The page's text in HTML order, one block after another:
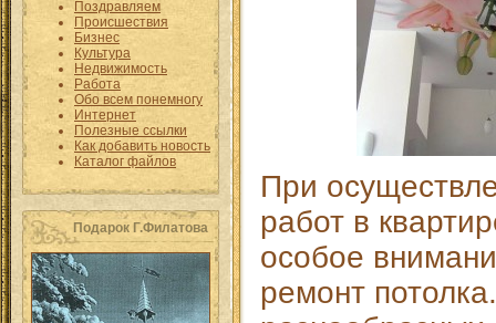
Поздравляем
Происшествия
Бизнес
Культура
Недвижимость
Работа
Обо всем понемногу
Интернет
Полезные ссылки
Как добавить новость
Каталог файлов
Подарок Г.Филатова
При
работ в
особое
ремонт